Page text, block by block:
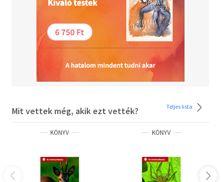
Mit vettek még, akik ezt vették? Teljes lista
KÖNYV KÖNYV